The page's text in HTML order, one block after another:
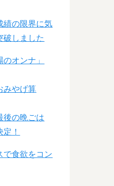
績の限界に気
破しました
オンナ」
やげ算
後の晩ごは
！
で食欲をコン